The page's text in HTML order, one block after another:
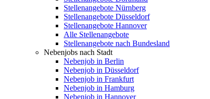
Stellenangebote Nürnberg
Stellenangebote Düsseldorf
Stellenangebote Hannover
Alle Stellenangebote
Stellenangebote nach Bundesland
Nebenjobs nach Stadt
Nebenjob in Berlin
Nebenjob in Düsseldorf
Nebenjob in Frankfurt
Nebenjob in Hamburg
Nebenjob in Hannover